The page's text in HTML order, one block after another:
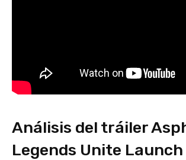
Análisis del tráiler
Legends Unite